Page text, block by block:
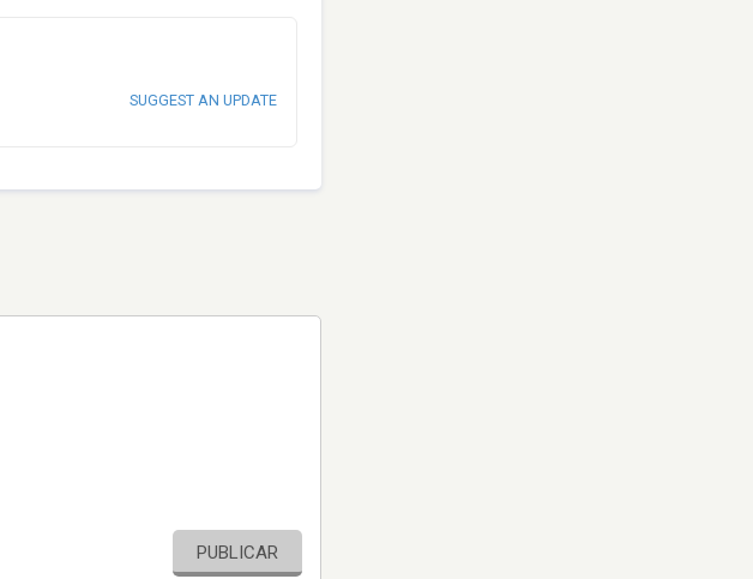
SUGGEST AN UPDATE
PUBLICAR